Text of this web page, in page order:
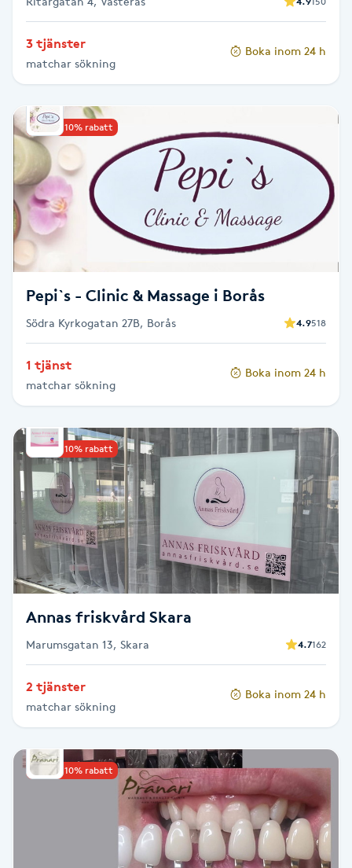
Olaplexbehandling
Ombre
Ombre naglar
Optiker
Ortobionomi
Ortopedi
Osteopati
Paraffinbehandling
Pedikyr
Pensionärklippning
Permanent
Permanent hårborttagning
Personal shopper
Personlig tränare
Picolaser
Piercing
3 tjänster
matchar sökning
Boka inom 24 h
Upp till 10% rabatt
Pepi`s - Clinic & Massage i Borås
Södra Kyrkogatan 27B, Borås 4.9518
1 tjänst
matchar sökning
Boka inom 24 h
Upp till 10% rabatt
Annas friskvård Skara
Marumsgatan 13, Skara 4.7162
2 tjänster
matchar sökning
Boka inom 24 h
Upp till 10% rabatt